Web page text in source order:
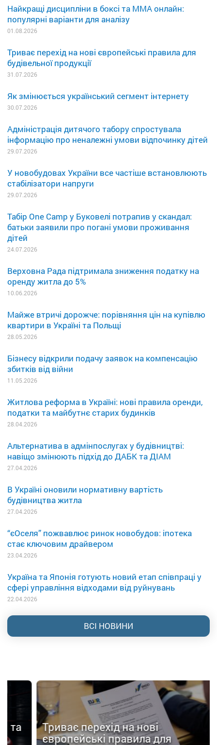
Найкращі дисципліни в боксі та MMA онлайн:
популярні варіанти для аналізу
01.08.2026
Триває перехід на нові європейські правила для
будівельної продукції
31.07.2026
Як змінюється український сегмент інтернету
30.07.2026
Адміністрація дитячого табору спростувала
інформацію про неналежні умови відпочинку дітей
29.07.2026
У новобудовах України все частіше встановлюють
стабілізатори напруги
29.07.2026
Табір One Camp у Буковелі потрапив у скандал:
батьки заявили про погані умови проживання
дітей
24.07.2026
Верховна Рада підтримала зниження податку на
оренду житла до 5%
10.06.2026
Майже втричі дорожче: порівняння цін на купівлю
квартири в Україні та Польщі
28.05.2026
Бізнесу відкрили подачу заявок на компенсацію
збитків від війни
11.05.2026
Житлова реформа в Україні: нові правила оренди,
податки та майбутнє старих будинків
28.04.2026
Альтернатива в адмінпослугах у будівництві:
навіщо змінюють підхід до ДАБК та ДІАМ
27.04.2026
В Україні оновили нормативну вартість
будівництва житла
27.04.2026
“єОселя” пожвавлює ринок новобудов: іпотека
стає ключовим драйвером
23.04.2026
Україна та Японія готують новий етап співпраці у
сфері управління відходами від руйнувань
22.04.2026
ВСІ НОВИНИ
Триває перехід на нові
європейські правила для